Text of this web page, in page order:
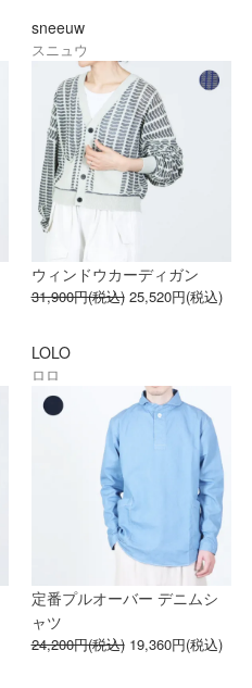
sneeuw
スニュウ
ウィンドウカーディガン
31,900円(税込) 25,520円(税込)
LOLO
ロロ
定番プルオーバー デニムシ
ャツ
24,200円(税込) 19,360円(税込)